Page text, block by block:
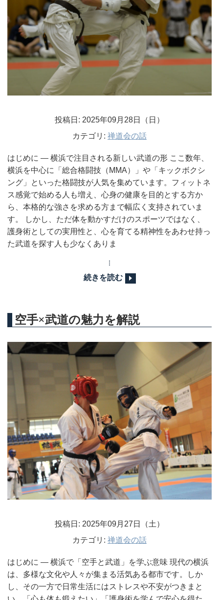
投稿日: 2025年09月28日（日）
カテゴリ: 禅道会の話
はじめに ― 横浜で注目される新しい武道の形 ここ数年、
横浜を中心に「総合格闘技（MMA）」や「キックボクシ
ング」といった格闘技が人気を集めています。フィットネ
ス感覚で始める人も増え、心身の健康を目的とする方か
ら、本格的な強さを求める方まで幅広く支持されていま
す。 しかし、ただ体を動かすだけのスポーツではなく、
護身術としての実用性と、心を育てる精神性をあわせ持っ
た武道を探す人も少なくありま
続きを読む
空手×武道の魅力を解説
投稿日: 2025年09月27日（土）
カテゴリ: 禅道会の話
はじめに ― 横浜で「空手と武道」を学ぶ意味 現代の横浜
は、多様な文化や人々が集まる活気ある都市です。しか
し、その一方で日常生活にはストレスや不安がつきまと